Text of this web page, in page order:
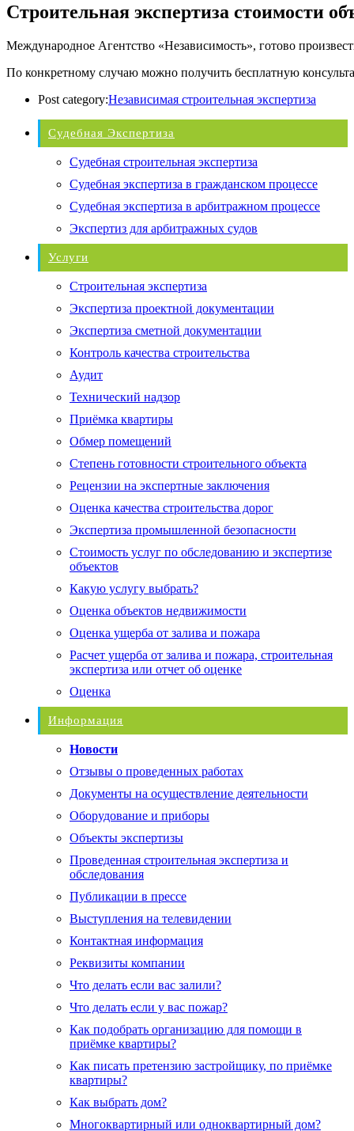
Строительная экспертиза стоимости
Международное Агентство «Независимость», готово
По конкретному случаю можно получить бесплатную
Post category:Независимая строительная экспертиза
Судебная Экспертиза
Судебная строительная экспертиза
Судебная экспертиза в гражданском процессе
Судебная экспертиза в арбитражном процессе
Экспертиз для арбитражных судов
Услуги
Строительная экспертиза
Экспертиза проектной документации
Экспертиза сметной документации
Контроль качества строительства
Аудит
Технический надзор
Приёмка квартиры
Обмер помещений
Степень готовности строительного объекта
Рецензии на экспертные заключения
Оценка качества строительства дорог
Экспертиза промышленной безопасности
Стоимость услуг по обследованию и экспертизе
объектов
Какую услугу выбрать?
Оценка объектов недвижимости
Оценка ущерба от залива и пожара
Расчет ущерба от залива и пожара, строительная
экспертиза или отчет об оценке
Оценка
Информация
Новости
Отзывы о проведенных работах
Документы на осуществление деятельности
Оборудование и приборы
Объекты экспертизы
Проведенная строительная экспертиза и
обследования
Публикации в прессе
Выступления на телевидении
Контактная информация
Реквизиты компании
Что делать если вас залили?
Что делать если у вас пожар?
Как подобрать организацию для помощи в
приёмке квартиры?
Как писать претензию застройщику, по приёмке
квартиры?
Как выбрать дом?
Многоквартирный или одноквартирный дом?